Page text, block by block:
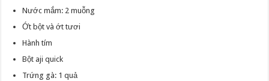
Nước mắm: 2 muỗng
Ớt bột và ớt tươi
Hành tím
Bột aji quick
Trứng gà: 1 quả